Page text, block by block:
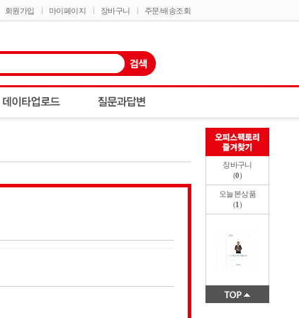
회원가입 마이페이지 장바구니 주문/배송조회
장바구니
(0)
오늘본상품
(1)